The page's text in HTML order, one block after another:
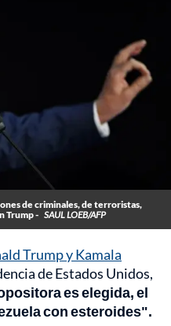
de criminales, de terroristas,
Trump - SAUL LOEB/AFP
Trump y Kamala
de Estados Unidos,
es elegida, el
con esteroides".